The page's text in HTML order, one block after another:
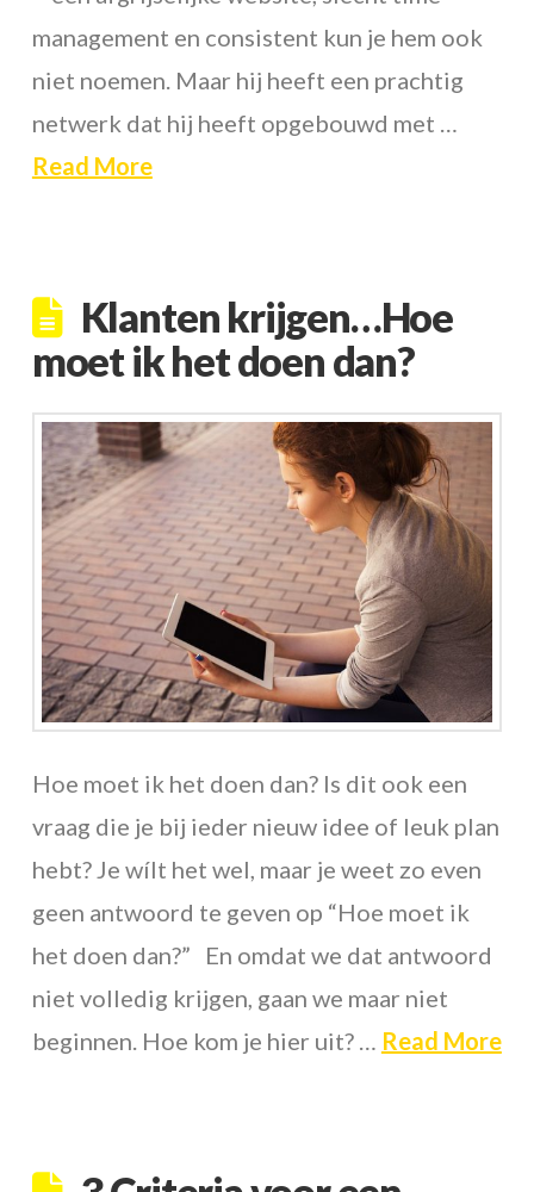
management en consistent kun je hem ook
niet noemen. Maar hij heeft een prachtig
netwerk dat hij heeft opgebouwd met …
Read More
Klanten krijgen…Hoe
moet ik het doen dan?
Hoe moet ik het doen dan? Is dit ook een
vraag die je bij ieder nieuw idee of leuk plan
hebt? Je wílt het wel, maar je weet zo even
geen antwoord te geven op “Hoe moet ik
het doen dan?” En omdat we dat antwoord
niet volledig krijgen, gaan we maar niet
beginnen. Hoe kom je hier uit? … Read More